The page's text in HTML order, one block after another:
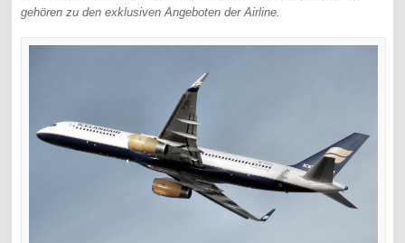
gehören zu den exklusiven Angeboten der Airline.